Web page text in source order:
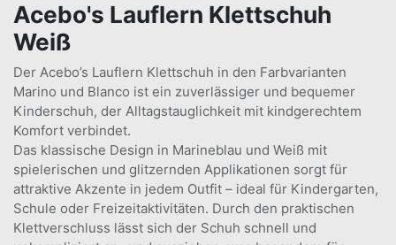
Acebo's Lauflern Klettschuh
Weiß
Der Acebo’s Lauflern Klettschuh in den Farbvarianten
Marino und Blanco ist ein zuverlässiger und bequemer
Kinderschuh, der Alltagstauglichkeit mit kindgerechtem
Komfort verbindet.
Das klassische Design in Marineblau und Weiß mit
spielerischen und glitzernden Applikationen sorgt für
attraktive Akzente in jedem Outfit – ideal für Kindergarten,
Schule oder Freizeitaktivitäten. Durch den praktischen
Klettverschluss lässt sich der Schuh schnell und